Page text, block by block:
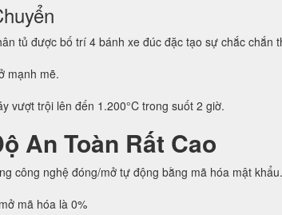
tủ được bố trí 4 bánh xe đúc đặc tạo sự chắc chắn
mạnh mẽ.
vượt trội lên đến 1.200°C trong suốt 2 giờ.
An Toàn Rất Cao
công nghệ đóng/mở tự động bằng mã hóa mật khẩu.
mã hóa là 0%